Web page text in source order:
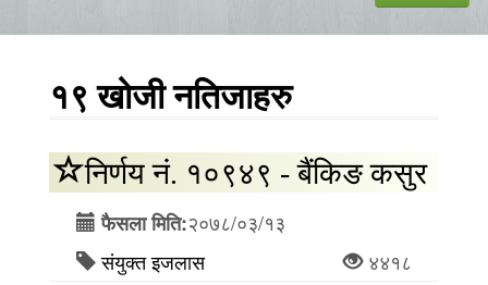
१९ खोजी नतिजाहरु
निर्णय नं. १०९४९ - बैंकिङ कसुर
फैसला मिति:२०७८/०३/१३
संयुक्त इजलास
४४१८